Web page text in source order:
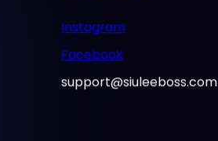
Instagram
Facebook
support@siuleeboss.com